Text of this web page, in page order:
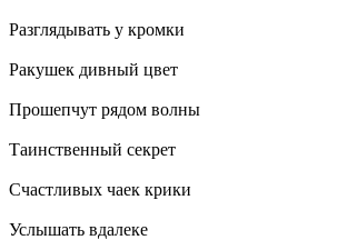
Разглядывать у кромки
Ракушек дивный цвет
Прошепчут рядом волны
Таинственный секрет
Счастливых чаек крики
Услышать вдалеке